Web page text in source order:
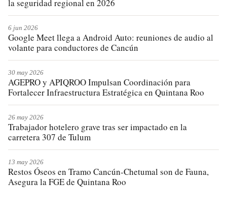
la seguridad regional en 2026
6 jun 2026
Google Meet llega a Android Auto: reuniones de audio al
volante para conductores de Cancún
30 may 2026
AGEPRO y APIQROO Impulsan Coordinación para
Fortalecer Infraestructura Estratégica en Quintana Roo
26 may 2026
Trabajador hotelero grave tras ser impactado en la
carretera 307 de Tulum
13 may 2026
Restos Óseos en Tramo Cancún-Chetumal son de Fauna,
Asegura la FGE de Quintana Roo